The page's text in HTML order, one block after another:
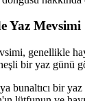
Yaz Mevsimi
genellikle
bir yaz günü
bunaltıcı bir